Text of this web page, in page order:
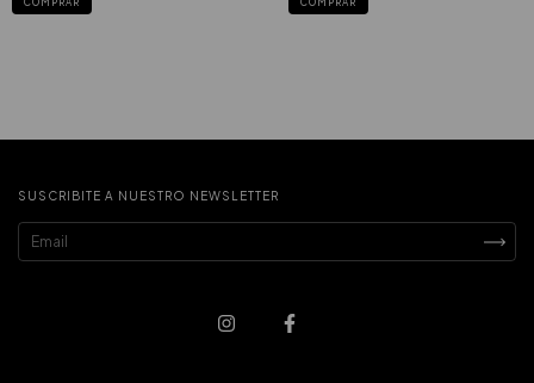
COMPRAR COMPRAR
SUSCRIBITE A NUESTRO NEWSLETTER